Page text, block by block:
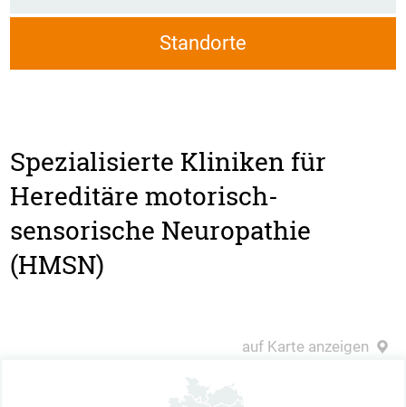
Standorte
Spezialisierte Kliniken für
Hereditäre motorisch-
sensorische Neuropathie
(HMSN)
auf Karte anzeigen